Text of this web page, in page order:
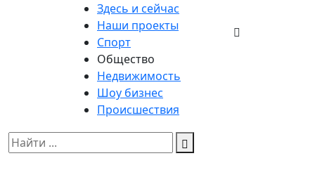
Здесь и сейчас
Наши проекты
Спорт
Общество
Недвижимость
Шоу бизнес
Происшествия